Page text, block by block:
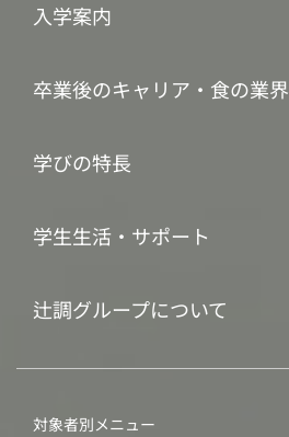
入学案内
卒業後のキャリア・食の業界
学びの特長
学生生活・サポート
辻調グループについて
対象者別メニュー